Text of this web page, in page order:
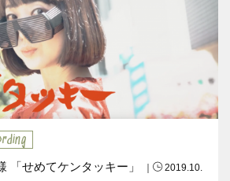
「せめてケンタッキー」
2019.10.